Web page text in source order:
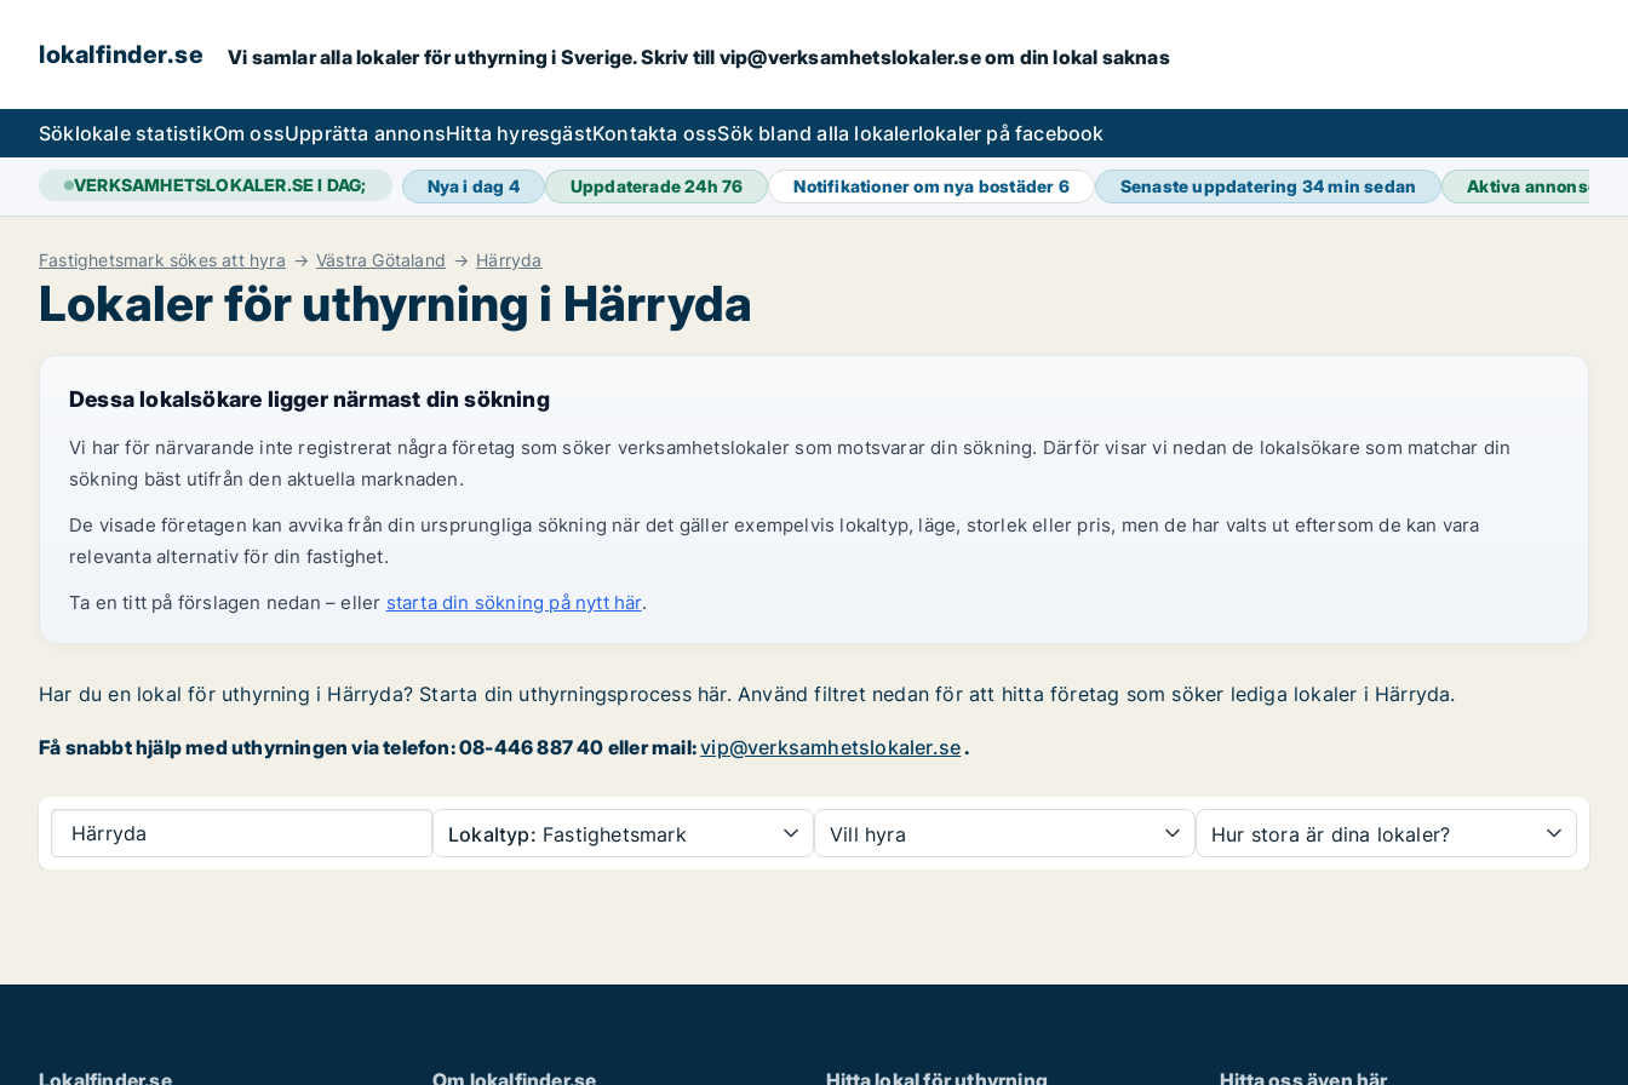
lokalfinder.se Vi samlar alla lokaler för uthyrning i Sverige. Skriv till vip@verksamhetslokaler.se om din lokal saknas
Söklokale statistikOm ossUpprätta annonsHitta hyresgästKontakta ossSök bland alla lokalerlokaler på facebook
VERKSAMHETSLOKALER.SE I DAG; Nya i dag 4 Uppdaterade 24h76 Notifikationer om nya bostäder 6 Senaste uppdatering 34 min sedan Aktiva annonser
Fastighetsmark sökes att hyra Västra Götaland Härryda
Lokaler för uthyrning i Härryda
Dessa lokalsökare ligger närmast din sökning
Vi har för närvarande inte registrerat några företag som söker verksamhetslokaler som motsvarar din sökning. Därför visar vi nedan de lokalsökare som matchar din
sökning bäst utifrån den aktuella marknaden.
De visade företagen kan avvika från din ursprungliga sökning när det gäller exempelvis lokaltyp, läge, storlek eller pris, men de har valts ut eftersom de kan vara
relevanta alternativ för din fastighet.
Ta en titt på förslagen nedan – eller starta din sökning på nytt här.
Har du en lokal för uthyrning i Härryda? Starta din uthyrningsprocess här. Använd filtret nedan för att hitta företag som söker lediga lokaler i Härryda.
Få snabbt hjälp med uthyrningen via telefon: 08-446 887 40 eller mail:vip@verksamhetslokaler.se.
Härryda Lokaltyp: Fastighetsmark Vill hyra Hur stora är dina lokaler?
Lokalfinder.se Om lokalfinder.se Hitta lokal för uthyrning Hitta oss även här